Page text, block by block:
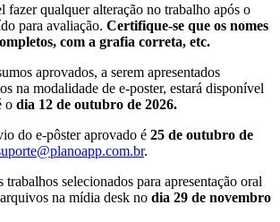
fazer qualquer alteração no trabalho após o
para avaliação. Certifique-se que os nomes
com a grafia correta, etc.
aprovados, a serem apresentados
na modalidade de e-poster, estará disponível
o dia 12 de outubro de 2026.
do e-pôster aprovado é 25 de outubro de
.
trabalhos selecionados para apresentação oral
na mídia desk no dia 29 de novembro